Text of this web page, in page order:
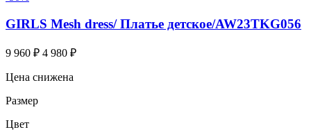
GIRLS Mesh dress/ Платье детское/AW23TKG056
9 960 ₽ 4 980 ₽
Цена снижена
Размер
Цвет